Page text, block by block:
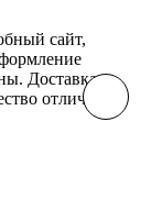
сайт,
Доставка
отличное!